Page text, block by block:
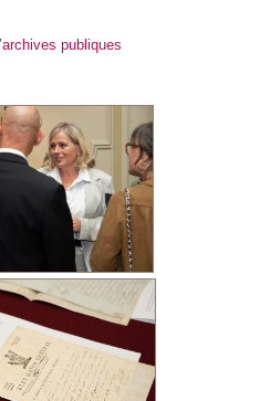
publiques